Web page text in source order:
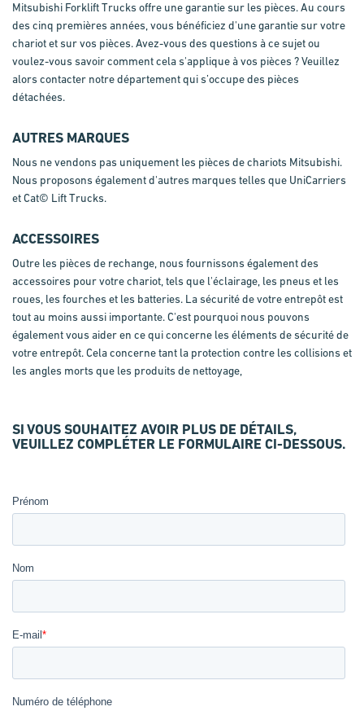
Mitsubishi Forklift Trucks offre une garantie sur les pièces. Au cours
des cinq premières années, vous bénéficiez d'une garantie sur votre
chariot et sur vos pièces. Avez-vous des questions à ce sujet ou
voulez-vous savoir comment cela s'applique à vos pièces ? Veuillez
alors contacter notre département qui s’occupe des pièces
détachées.
AUTRES MARQUES
Nous ne vendons pas uniquement les pièces de chariots Mitsubishi.
Nous proposons également d'autres marques telles que UniCarriers
et Cat© Lift Trucks.
ACCESSOIRES
Outre les pièces de rechange, nous fournissons également des
accessoires pour votre chariot, tels que l'éclairage, les pneus et les
roues, les fourches et les batteries. La sécurité de votre entrepôt est
tout au moins aussi importante. C'est pourquoi nous pouvons
également vous aider en ce qui concerne les éléments de sécurité de
votre entrepôt. Cela concerne tant la protection contre les collisions et
les angles morts que les produits de nettoyage,
SI VOUS SOUHAITEZ AVOIR PLUS DE DÉTAILS,
VEUILLEZ COMPLÉTER LE FORMULAIRE CI-DESSOUS.